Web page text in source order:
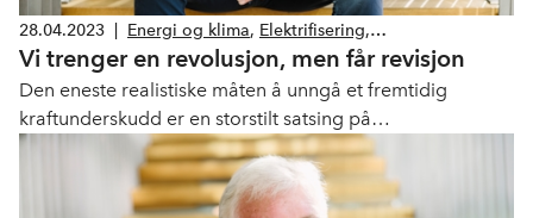
28.04.2023 Energi og klima, Elektrifisering,
Energieffektivisering
Vi trenger en revolusjon, men får revisjon
Den eneste realistiske måten å unngå et fremtidig
kraftunderskudd er en storstilt satsing på
energieffektivisering og lokal energiproduksjon. Da må
Enova gjøre mer enn de har planlagt, skriver Tore
Strandskog fra Nelfo i dette innlegget.